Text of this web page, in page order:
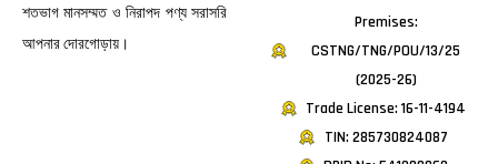
শতভাগ মানসম্মত ও নিরাপদ পণ্য সরাসরি
আপনার দোরগোড়ায়।
Premises:
CSTNG/TNG/POU/13/25
(2025-26)
Trade License: 16-11-4194
TIN: 285730824087